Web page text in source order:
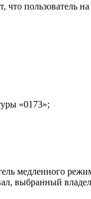
что пользователь
«0173»;
медленного
выбранный